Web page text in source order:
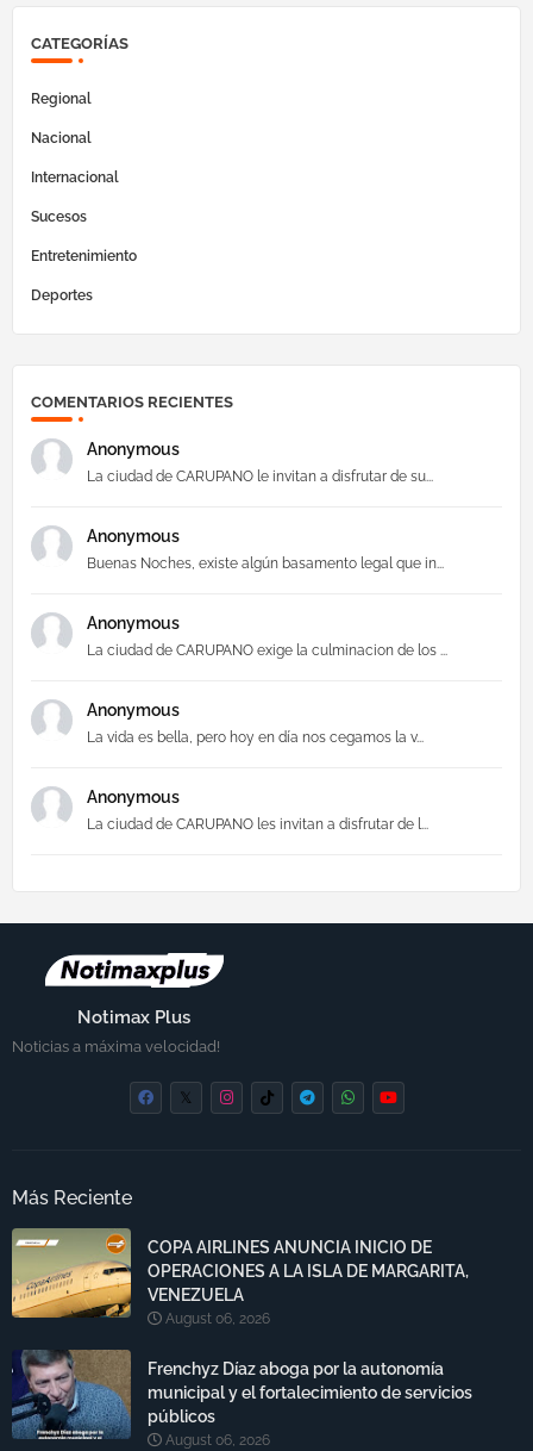
CATEGORÍAS
Regional
Nacional
Internacional
Sucesos
Entretenimiento
Deportes
COMENTARIOS RECIENTES
Anonymous
La ciudad de CARUPANO le invitan a disfrutar de su...
Anonymous
Buenas Noches, existe algún basamento legal que in...
Anonymous
La ciudad de CARUPANO exige la culminacion de los ...
Anonymous
La vida es bella, pero hoy en día nos cegamos la v...
Anonymous
La ciudad de CARUPANO les invitan a disfrutar de l...
Notimax Plus
Noticias a máxima velocidad!
Más Reciente
COPA AIRLINES ANUNCIA INICIO DE
OPERACIONES A LA ISLA DE MARGARITA,
VENEZUELA
August 06, 2026
Frenchyz Díaz aboga por la autonomía
municipal y el fortalecimiento de servicios
públicos
August 06, 2026